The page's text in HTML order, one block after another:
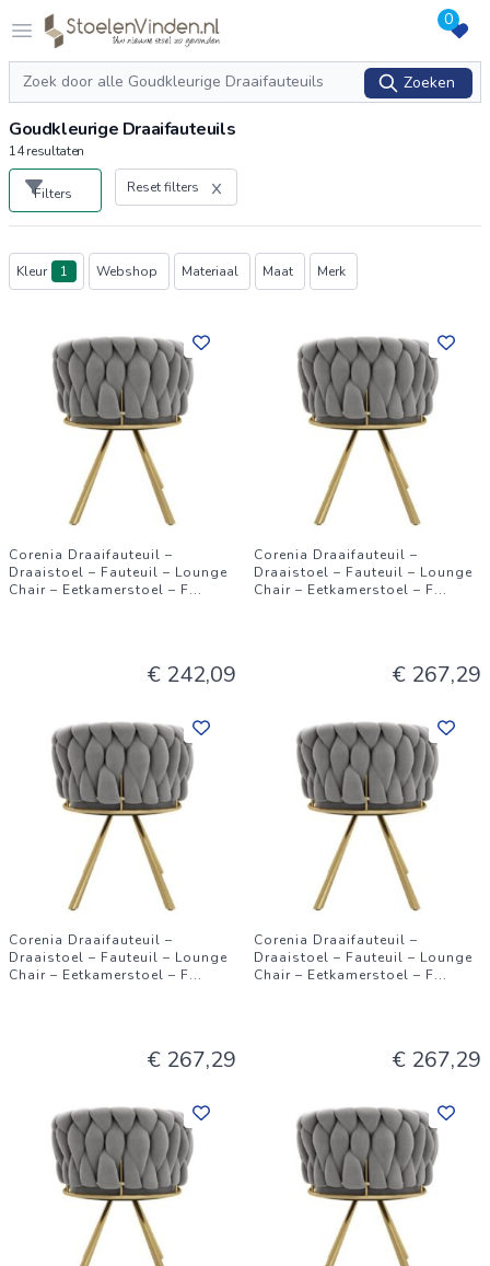
Open menu
Logo stoelenvinden.nl 0
Zoeken
Zoeken
Goudkleurige Draaifauteuils
14resultaten
Filters Reset filters
Producten
Kleur 1 Webshop Materiaal Maat Merk
Corenia Draaifauteuil –
Draaistoel – Fauteuil – Lounge
Chair – Eetkamerstoel – F...
€ 242,09
Corenia Draaifauteuil –
Draaistoel – Fauteuil – Lounge
Chair – Eetkamerstoel – F...
€ 267,29
Corenia Draaifauteuil –
Draaistoel – Fauteuil – Lounge
Chair – Eetkamerstoel – F...
€ 267,29
Corenia Draaifauteuil –
Draaistoel – Fauteuil – Lounge
Chair – Eetkamerstoel – F...
€ 267,29